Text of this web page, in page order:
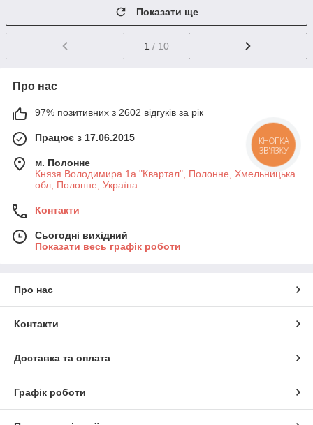
Показати ще
1 / 10
Про нас
97% позитивних з 2602 відгуків за рік
Працює з 17.06.2015
м. Полонне
Князя Володимира 1а "Квартал", Полонне, Хмельницька
обл, Полонне, Україна
Контакти
Сьогодні вихідний
Показати весь графік роботи
Про нас
Контакти
Доставка та оплата
Графік роботи
КНОПКА
ЗВ'ЯЗКУ